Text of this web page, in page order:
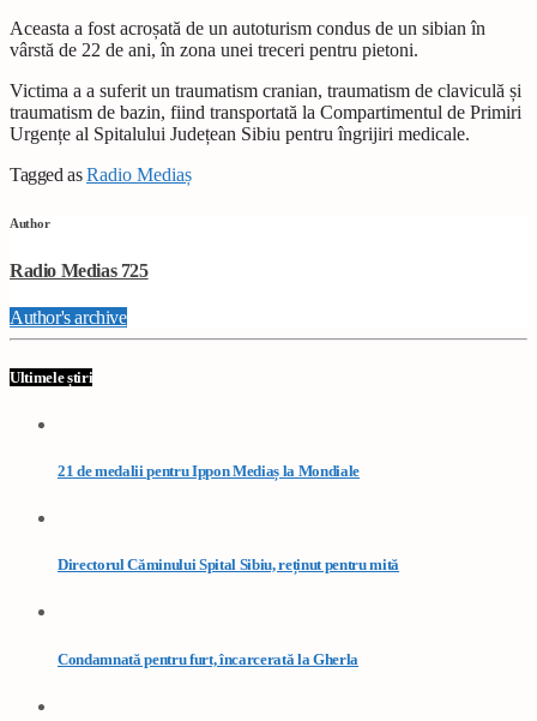
Aceasta a fost acroșată de un autoturism condus de un sibian în
vârstă de 22 de ani, în zona unei treceri pentru pietoni.
Victima a a suferit un traumatism cranian, traumatism de claviculă și
traumatism de bazin, fiind transportată la Compartimentul de Primiri
Urgențe al Spitalului Județean Sibiu pentru îngrijiri medicale.
Tagged asRadio Mediaș
Author
Radio Medias 725
Author's archive
Ultimele știri
21 de medalii pentru Ippon Mediaș la Mondiale
Directorul Căminului Spital Sibiu, reținut pentru mită
Condamnată pentru furt, încarcerată la Gherla